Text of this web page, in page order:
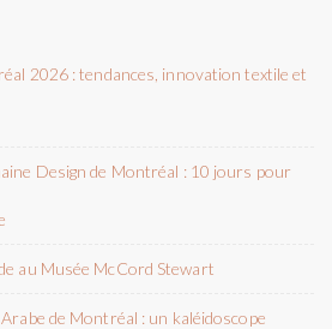
2026 : tendances, innovation textile et
Design de Montréal : 10 jours pour
au Musée McCord Stewart
de Montréal : un kaléidoscope